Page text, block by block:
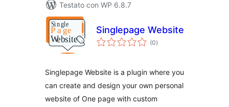
Testato con WP 6.8.7
Singlepage Website
(0valutazioni
totali
)
Singlepage Website is a plugin where you
can create and design your own personal
website of One page with custom